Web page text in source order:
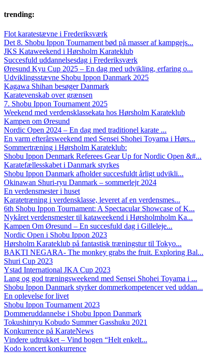
trending:
Flot karatestævne i Frederiksværk
Det 8. Shobu Ippon Tournament bød på masser af kampgejs...
JKS Kataweekend i Hørsholm Karateklub
Succesfuld uddannelsesdag i Frederiksværk
Øresund Kyu Cup 2025 – En dag med udvikling, erfaring o...
Udviklingsstævne Shobu Ippon Danmark 2025
Kagawa Shihan besøger Danmark
Karatevenskab over grænsen
7. Shobu Ippon Tournament 2025
Weekend med verdensklassekata hos Hørsholm Karateklub
Kampen om Øresund
Nordic Open 2024 – En dag med traditionel karate ...
En varm efterårsweekend med Sensei Shohei Toyama i Hørs...
Sommertræning i Hørsholm Karateklub:
Shobu Ippon Denmark Referees Gear Up for Nordic Open &#...
Karatefællesskabet i Danmark styrkes
Shobu Ippon Danmark afholder succesfuldt årligt udvikli...
Okinawan Shuri-ryu Danmark – sommerlejr 2024
En verdensmester i huset
Karatetræning i verdensklasse, leveret af en verdensmes...
6th Shobu Ippon Tournament: A Spectacular Showcase of K...
Nykåret verdensmester til kataweekend i Hørsholmholm Ka...
Kampen Om Øresund – En succesfuld dag i Gilleleje...
Nordic Open i Shobu Ippon 2023
Hørsholm Karateklub på fantastisk træningstur til Tokyo...
BAKTI NEGARA- The monkey grabs the fruit. Exploring Bal...
Shuri Cup 2023
Ystad International JKA Cup 2023
Lang og god træningsweekend med Sensei Shohei Toyama i ...
Shobu Ippon Danmark styrker dommerkompetencer ved uddan...
En oplevelse for livet
Shobu Ippon Tournament 2023
Dommeruddannelse i Shobu Ippon Danmark
Tokushinryu Kobudo Summer Gasshuku 2021
Konkurrence på KarateNews
Vindere udtrukket – Vind bogen “Helt enkelt...
Kodo koncert konkurrence